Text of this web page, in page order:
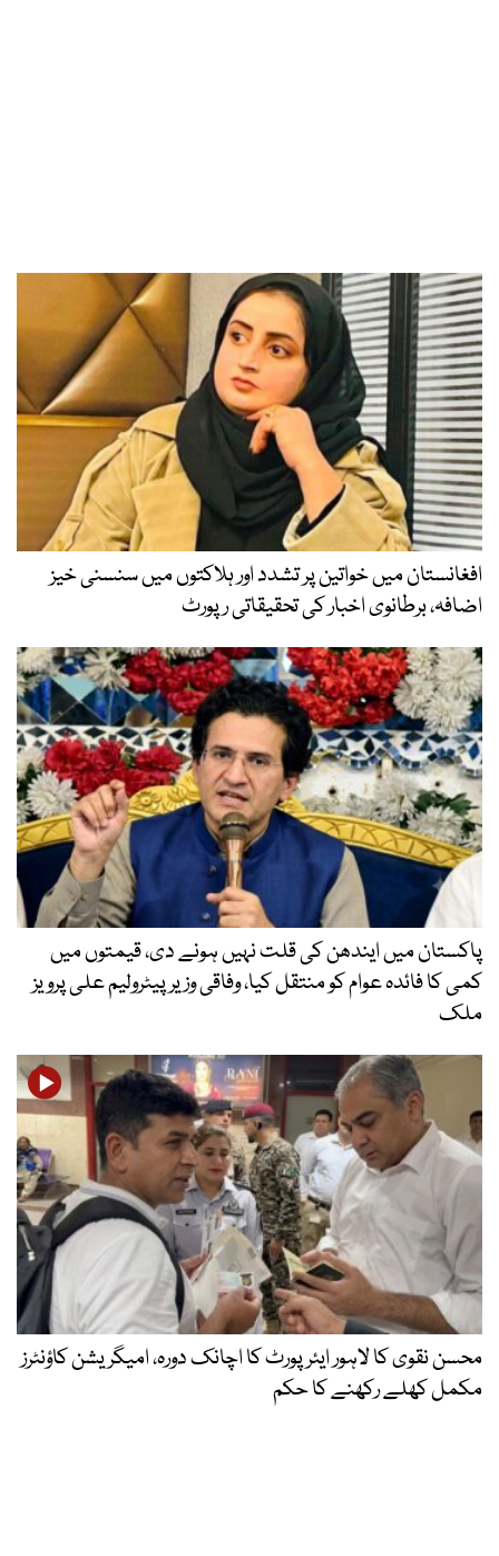
افغانستان میں خواتین پر تشدد اور ہلاکتوں میں سنسنی خیز
اضافہ، برطانوی اخبار کی تحقیقاتی رپورٹ
پاکستان میں ایندھن کی قلت نہیں ہونے دی، قیمتوں میں
کمی کا فائدہ عوام کو منتقل کیا، وفاقی وزیر پیٹرولیم علی پرویز
ملک
محسن نقوی کا لاہور ایئرپورٹ کا اچانک دورہ، امیگریشن کاؤنٹرز
مکمل کھلے رکھنے کا حکم